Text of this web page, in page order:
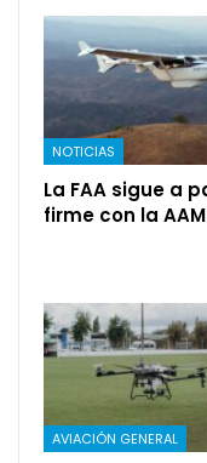
NOTICIAS
La FAA sigue a
firme con la AAM
AVIACIÓN GENERAL